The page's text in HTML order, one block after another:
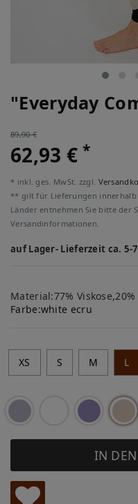
"Everyday
89,90 €
62,93 €*
* inkl. ges. MwSt. zzgl.
** gilt für Lieferungen innerhalb
Länder entnehmen Sie bitte der
Versandinformationen.
auf Lager- Lieferzeit ca. 5-
Material:77%
Farbe:white ecru
XS S M L
IN